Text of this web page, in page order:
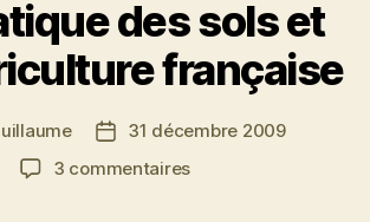
des sols et
française
Date31 décembre 2009
3 commentairessur